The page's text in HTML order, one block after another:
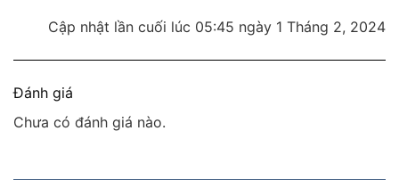
Cập nhật lần cuối lúc 05:45 ngày 1 Tháng 2, 2024
Đánh giá
Chưa có đánh giá nào.